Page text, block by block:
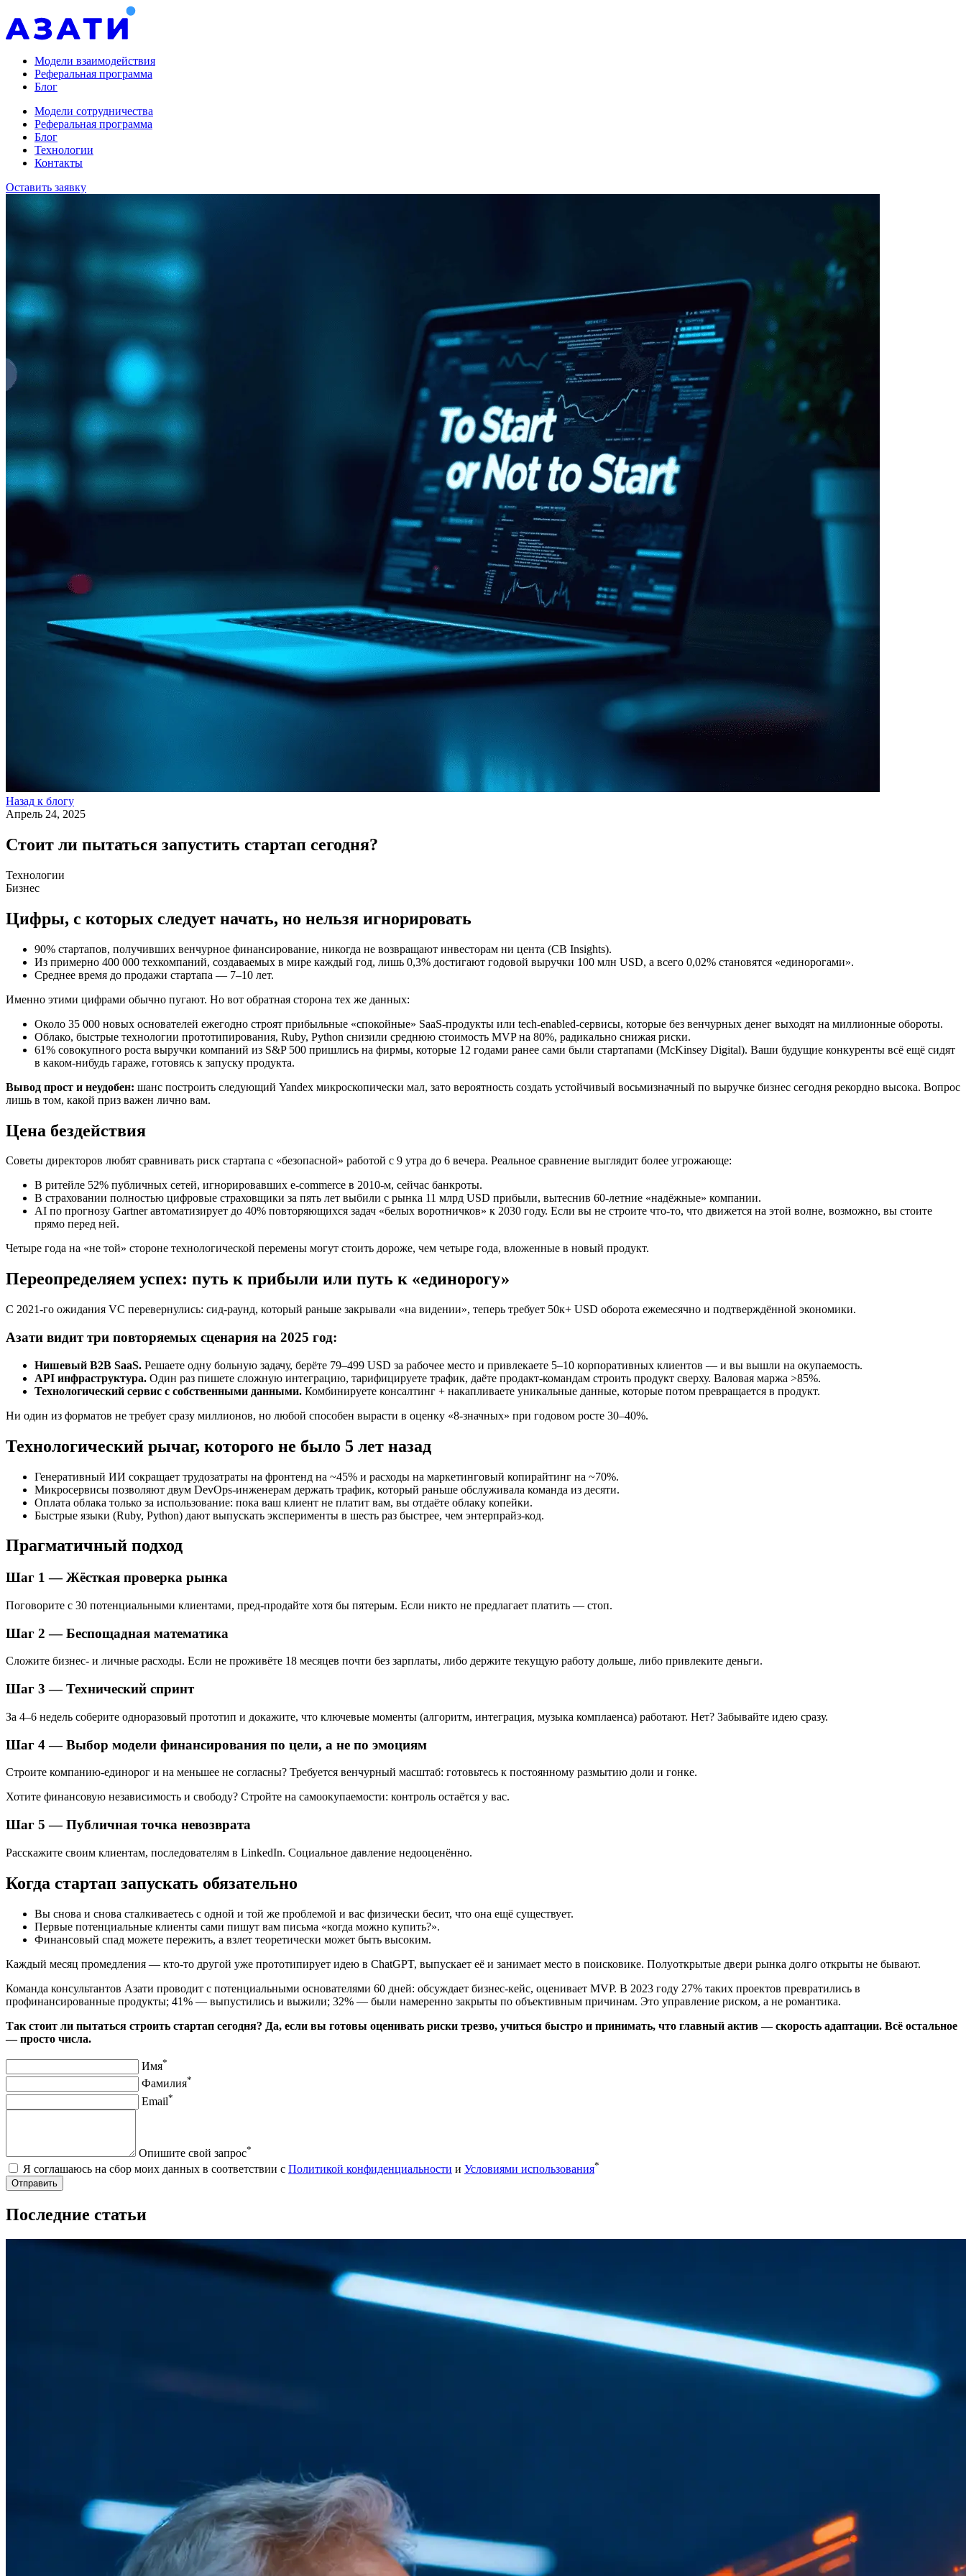
Модели взаимодействия
Реферальная программа
Блог
Модели сотрудничества
Реферальная программа
Блог
Технологии
Контакты
Оставить заявку
Назад к блогу
Апрель 24, 2025
Стоит ли пытаться запустить стартап сегодня?
Технологии
Бизнес
Цифры, с которых следует начать, но нельзя игнорировать
90% стартапов, получивших венчурное финансирование, никогда не возвращают инвесторам ни цента (CB Insights).
Из примерно 400 000 техкомпаний, создаваемых в мире каждый год, лишь 0,3% достигают годовой выручки 100 млн USD, а всего 0,02% становятся «единорогами».
Среднее время до продажи стартапа — 7–10 лет.
Именно этими цифрами обычно пугают. Но вот обратная сторона тех же данных:
Около 35 000 новых основателей ежегодно строят прибыльные «спокойные» SaaS‑продукты или tech‑enabled‑сервисы, которые без венчурных денег выходят на миллионные обороты.
Облако, быстрые технологии прототипирования, Ruby, Python снизили среднюю стоимость MVP на 80%, радикально снижая риски.
61% совокупного роста выручки компаний из S&P 500 пришлись на фирмы, которые 12 годами ранее сами были стартапами (McKinsey Digital). Ваши будущие конкуренты всё ещё сидят
в каком‑нибудь гараже, готовясь к запуску продукта.
Вывод прост и неудобен: шанс построить следующий Yandex микроскопически мал, зато вероятность создать устойчивый восьмизначный по выручке бизнес сегодня рекордно высока. Вопрос
лишь в том, какой приз важен лично вам.
Цена бездействия
Советы директоров любят сравнивать риск стартапа с «безопасной» работой с 9 утра до 6 вечера. Реальное сравнение выглядит более угрожающе:
В ритейле 52% публичных сетей, игнорировавших e‑commerce в 2010‑м, сейчас банкроты.
В страховании полностью цифровые страховщики за пять лет выбили с рынка 11 млрд USD прибыли, вытеснив 60‑летние «надёжные» компании.
AI по прогнозу Gartner автоматизирует до 40% повторяющихся задач «белых воротничков» к 2030 году. Если вы не строите что‑то, что движется на этой волне, возможно, вы стоите
прямо перед ней.
Четыре года на «не той» стороне технологической перемены могут стоить дороже, чем четыре года, вложенные в новый продукт.
Переопределяем успех: путь к прибыли или путь к «единорогу»
С 2021‑го ожидания VC перевернулись: сид‑раунд, который раньше закрывали «на видении», теперь требует 50к+ USD оборота ежемесячно и подтверждённой экономики.
Азати видит три повторяемых сценария на 2025 год:
Нишевый B2B SaaS. Решаете одну больную задачу, берёте 79–499 USD за рабочее место и привлекаете 5–10 корпоративных клиентов — и вы вышли на окупаемость.
API инфраструктура. Один раз пишете сложную интеграцию, тарифицируете трафик, даёте продакт‑командам строить продукт сверху. Валовая маржа >85%.
Технологический сервис с собственными данными. Комбинируете консалтинг + накапливаете уникальные данные, которые потом превращается в продукт.
Ни один из форматов не требует сразу миллионов, но любой способен вырасти в оценку «8‑значных» при годовом росте 30–40%.
Технологический рычаг, которого не было 5 лет назад
Генеративный ИИ сокращает трудозатраты на фронтенд на ~45% и расходы на маркетинговый копирайтинг на ~70%.
Микросервисы позволяют двум DevOps‑инженерам держать трафик, который раньше обслуживала команда из десяти.
Оплата облака только за использование: пока ваш клиент не платит вам, вы отдаёте облаку копейки.
Быстрые языки (Ruby, Python) дают выпускать эксперименты в шесть раз быстрее, чем энтерпрайз‑код.
Прагматичный подход
Шаг 1 — Жёсткая проверка рынка
Поговорите с 30 потенциальными клиентами, пред‑продайте хотя бы пятерым. Если никто не предлагает платить — стоп.
Шаг 2 — Беспощадная математика
Сложите бизнес‑ и личные расходы. Если не проживёте 18 месяцев почти без зарплаты, либо держите текущую работу дольше, либо привлеките деньги.
Шаг 3 — Технический спринт
За 4–6 недель соберите одноразовый прототип и докажите, что ключевые моменты (алгоритм, интеграция, музыка комплаенса) работают. Нет? Забывайте идею сразу.
Шаг 4 — Выбор модели финансирования по цели, а не по эмоциям
Строите компанию-единорог и на меньшее не согласны? Требуется венчурный масштаб: готовьтесь к постоянному размытию доли и гонке.
Хотите финансовую независимость и свободу? Стройте на самоокупаемости: контроль остаётся у вас.
Шаг 5 — Публичная точка невозврата
Расскажите своим клиентам, последователям в LinkedIn. Социальное давление недооценённо.
Когда стартап запускать обязательно
Вы снова и снова сталкиваетесь с одной и той же проблемой и вас физически бесит, что она ещё существует.
Первые потенциальные клиенты сами пишут вам письма «когда можно купить?».
Финансовый спад можете пережить, а взлет теоретически может быть высоким.
Каждый месяц промедления — кто‑то другой уже прототипирует идею в ChatGPT, выпускает её и занимает место в поисковике. Полуоткрытые двери рынка долго открыты не бывают.
Команда консультантов Азати проводит с потенциальными основателями 60 дней: обсуждает бизнес‑кейс, оценивает MVP. В 2023 году 27% таких проектов превратились в
профинансированные продукты; 41% — выпустились и выжили; 32% — были намеренно закрыты по объективным причинам. Это управление риском, а не романтика.
Так стоит ли пытаться строить стартап сегодня? Да, если вы готовы оценивать риски трезво, учиться быстро и принимать, что главный актив — скорость адаптации. Всё остальное
— просто числа.
Имя*
Фамилия*
Email*
Опишите свой запрос*
Я соглашаюсь на сбор моих данных в соответствии с Политикой конфиденциальности и Условиями использования*
Отправить
Последние статьи